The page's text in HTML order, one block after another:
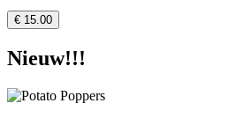
€ 15.00
Nieuw!!!